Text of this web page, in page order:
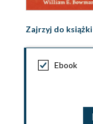
Zajrzyj do książki
Ebook